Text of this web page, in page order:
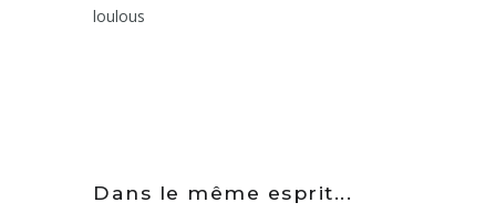
loulous
Dans le même esprit...